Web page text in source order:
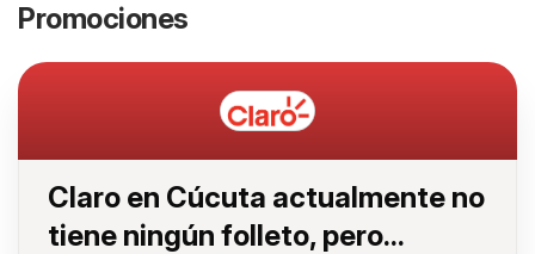
Promociones
Claro en Cúcuta actualmente no
tiene ningún folleto, pero...